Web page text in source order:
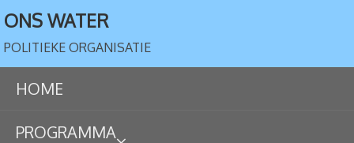
ONS WATER
POLITIEKE ORGANISATIE
HOME
PROGRAMMA